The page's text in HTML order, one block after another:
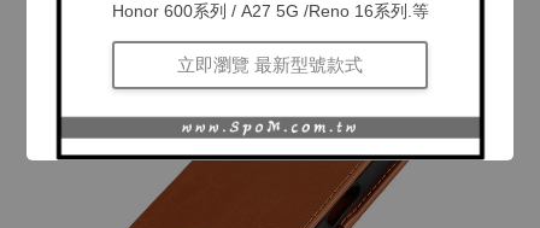
Honor 600系列 / A27 5G /Reno 16系列.等
立即瀏覽 最新型號款式